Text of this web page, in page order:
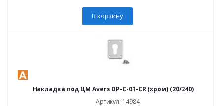
В корзину
Накладка под ЦМ Avers DP-C-01-CR (хром) (20/240)
Артикул: 14984